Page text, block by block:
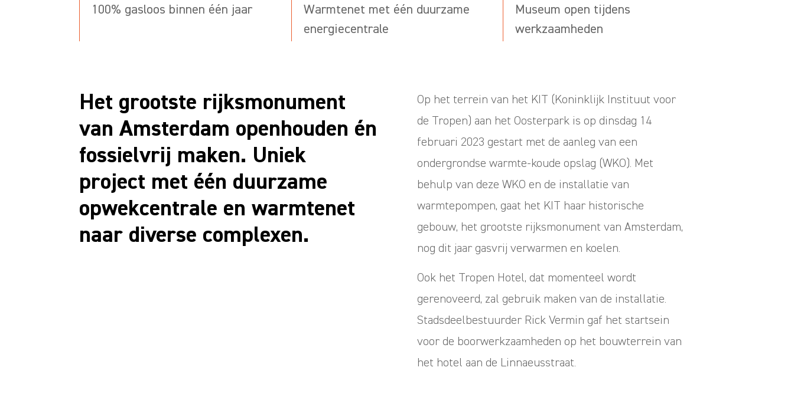
100% gasloos binnen één jaar
Warmtenet met één duurzame
energiecentrale
Museum open tijdens
werkzaamheden
Het grootste rijksmonument
van Amsterdam openhouden én
fossielvrij maken. Uniek
project met één duurzame
opwekcentrale en warmtenet
naar diverse complexen.
Op het terrein van het KIT (Koninklijk Instituut voor
de Tropen) aan het Oosterpark is op dinsdag 14
februari 2023 gestart met de aanleg van een
ondergrondse warmte-koude opslag (WKO). Met
behulp van deze WKO en de installatie van
warmtepompen, gaat het KIT haar historische
gebouw, het grootste rijksmonument van Amsterdam,
nog dit jaar gasvrij verwarmen en koelen.
Ook het Tropen Hotel, dat momenteel wordt
gerenoveerd, zal gebruik maken van de installatie.
Stadsdeelbestuurder Rick Vermin gaf het startsein
voor de boorwerkzaamheden op het bouwterrein van
het hotel aan de Linnaeusstraat.